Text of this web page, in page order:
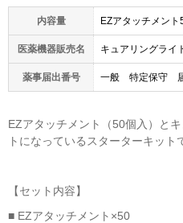
内容量 EZアタッチメン
医薬機器販売名 キュアリングライ
薬事届出番号 一般 特定保守
EZアタッチメント（50個入）と
トになっているスターターキット
【セット内容】
■ EZアタッチメント×50